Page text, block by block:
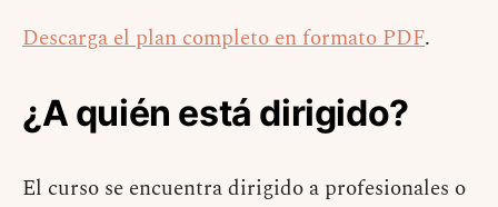
Descarga el plan completo en formato PDF.
¿A quién está dirigido?
El curso se encuentra dirigido a profesionales o